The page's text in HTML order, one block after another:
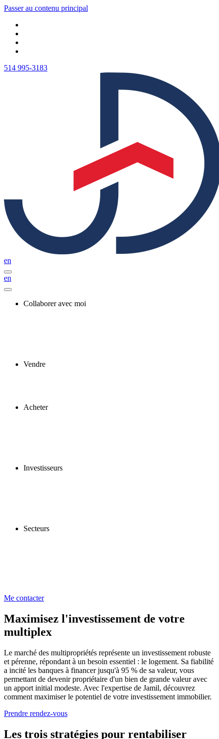
Passer au contenu principal
514 995-3183
en
en
Collaborer avec moi
Vendre
Acheter
Investisseurs
Secteurs
Me contacter
Maximisez l'investissement de votre
multiplex
Le marché des multipropriétés représente un investissement robuste
et pérenne, répondant à un besoin essentiel : le logement. Sa fiabilité
a incité les banques à financer jusqu'à 95 % de sa valeur, vous
permettant de devenir propriétaire d'un bien de grande valeur avec
un apport initial modeste. Avec l'expertise de Jamil, découvrez
comment maximiser le potentiel de votre investissement immobilier.
Prendre rendez-vous
Les trois stratégies pour rentabiliser